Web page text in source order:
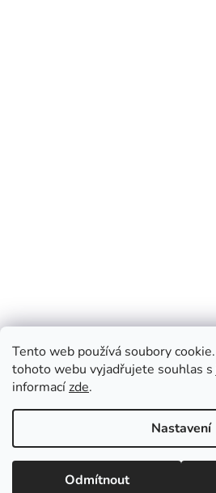
Tento web používá soubory
tohoto webu vyjadřujete souhlas s
informacízde.
Nastavení
Odmítnout